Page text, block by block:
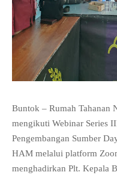
Buntok – Rumah Tahanan
mengikuti Webinar Series
Pengembangan Sumber
HAM melalui platform
menghadirkan Plt. Kepala